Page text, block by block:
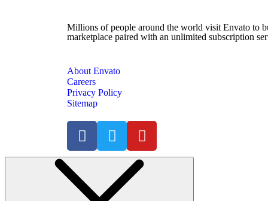
Millions of people around the world visit Envato to
marketplace paired with an unlimited subscription
About Envato
Careers
Privacy Policy
Sitemap